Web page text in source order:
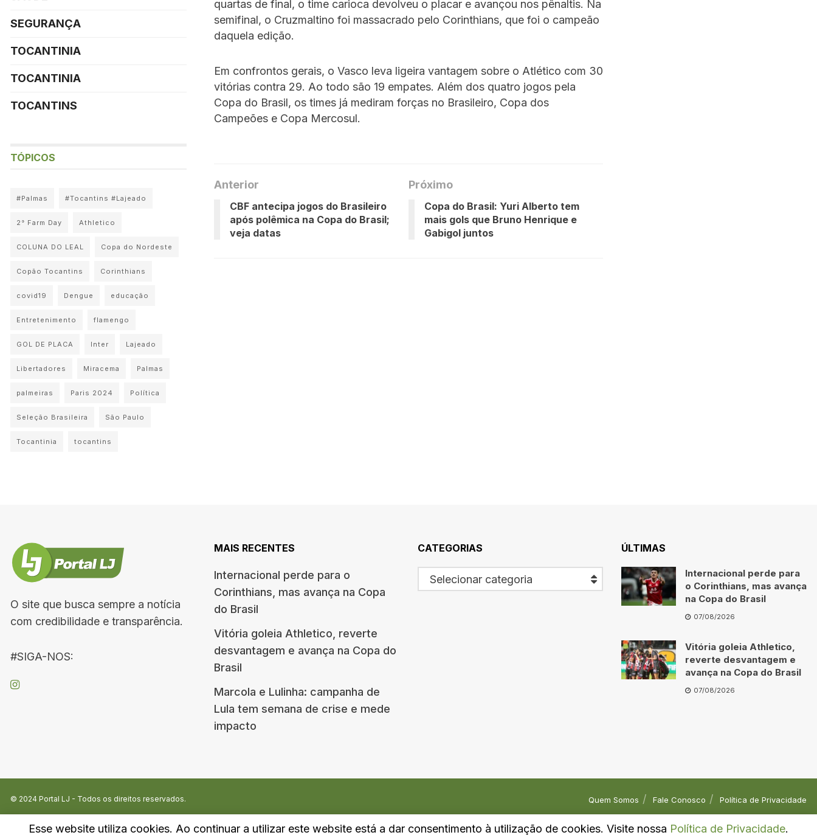
quartas de final, o time carioca devolveu o placar e avançou nos pênaltis. Na
semifinal, o Cruzmaltino foi massacrado pelo Corinthians, que foi o campeão
daquela edição.
Em confrontos gerais, o Vasco leva ligeira vantagem sobre o Atlético com 30
vitórias contra 29. Ao todo são 19 empates. Além dos quatro jogos pela
Copa do Brasil, os times já mediram forças no Brasileiro, Copa dos
Campeões e Copa Mercosul.
Anterior
CBF antecipa jogos do Brasileiro
após polêmica na Copa do Brasil;
veja datas
Próximo
Copa do Brasil: Yuri Alberto tem
mais gols que Bruno Henrique e
Gabigol juntos
SEGURANÇA
TOCANTINIA
TOCANTINIA
TOCANTINS
TÓPICOS
#Palmas #Tocantins #Lajeado
2° Farm Day Athletico
COLUNA DO LEAL Copa do Nordeste
Copão Tocantins Corinthians
covid19 Dengue educação
Entretenimento flamengo
GOL DE PLACA Inter Lajeado
Libertadores Miracema Palmas
palmeiras Paris 2024 Política
Seleção Brasileira São Paulo
Tocantinia tocantins
O site que busca sempre a notícia
com credibilidade e transparência.
#SIGA-NOS:
MAIS RECENTES
Internacional perde para o
Corinthians, mas avança na Copa
do Brasil
Vitória goleia Athletico, reverte
desvantagem e avança na Copa do
Brasil
Marcola e Lulinha: campanha de
Lula tem semana de crise e mede
impacto
CATEGORIAS
Selecionar categoria
ÚLTIMAS
Internacional perde para
o Corinthians, mas avança
na Copa do Brasil
07/08/2026
Vitória goleia Athletico,
reverte desvantagem e
avança na Copa do Brasil
07/08/2026
Quem Somos Fale Conosco Política de Privacidade
© 2024 Portal LJ - Todos os direitos reservados.
Esse website utiliza cookies. Ao continuar a utilizar este website está a dar consentimento à utilização de cookies. Visite nossa Política de Privacidade.